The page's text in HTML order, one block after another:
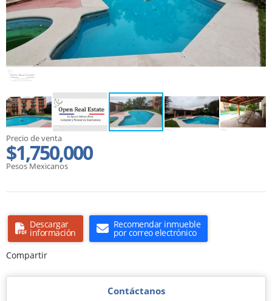
Precio de venta
$1,750,000
Pesos Mexicanos
Descargar
información
Recomendar inmueble
por correo electrónico
Compartir
Contáctanos